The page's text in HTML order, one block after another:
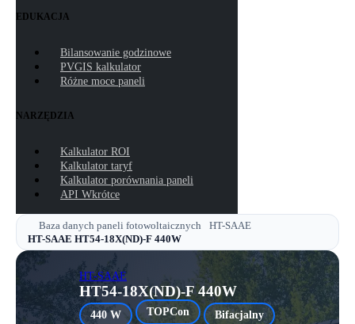
EDUKACJA
Bilansowanie godzinowe
PVGIS kalkulator
Różne moce paneli
NARZĘDZIA
Kalkulator ROI
Kalkulator taryf
Kalkulator porównania paneli
API Wkrótce
Baza danych paneli fotowoltaicznych
HT-SAAE
HT-SAAE HT54-18X(ND)-F 440W
HT-SAAE
HT54-18X(ND)-F 440W
440 W TOPCon Bifacjalny